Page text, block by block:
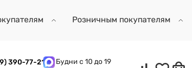
Розничным покупателям
390-77-21
Будни с 10 до 19